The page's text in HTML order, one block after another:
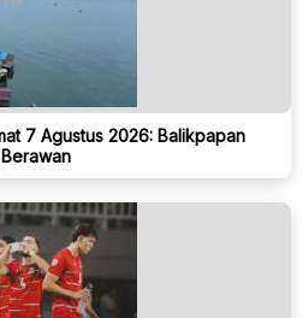
7 Agustus 2026: Balikpapan